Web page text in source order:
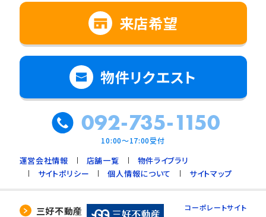
来店希望
物件リクエスト
092-735-1150
10:00～17:00受付
運営会社情報 店舗一覧
物件ライブラリ
サイトポリシー
個人情報について サイトマップ
三好不動産 コーポレートサイト